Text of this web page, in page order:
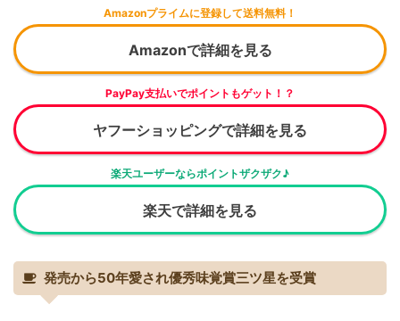
Amazonプライムに登録して送料無料！
Amazonで詳細を見る
PayPay支払いでポイントもゲット！？
ヤフーショッピングで詳細を見る
楽天ユーザーならポイントザクザク♪
楽天で詳細を見る
発売から50年愛され優秀味覚賞三ツ星を受賞